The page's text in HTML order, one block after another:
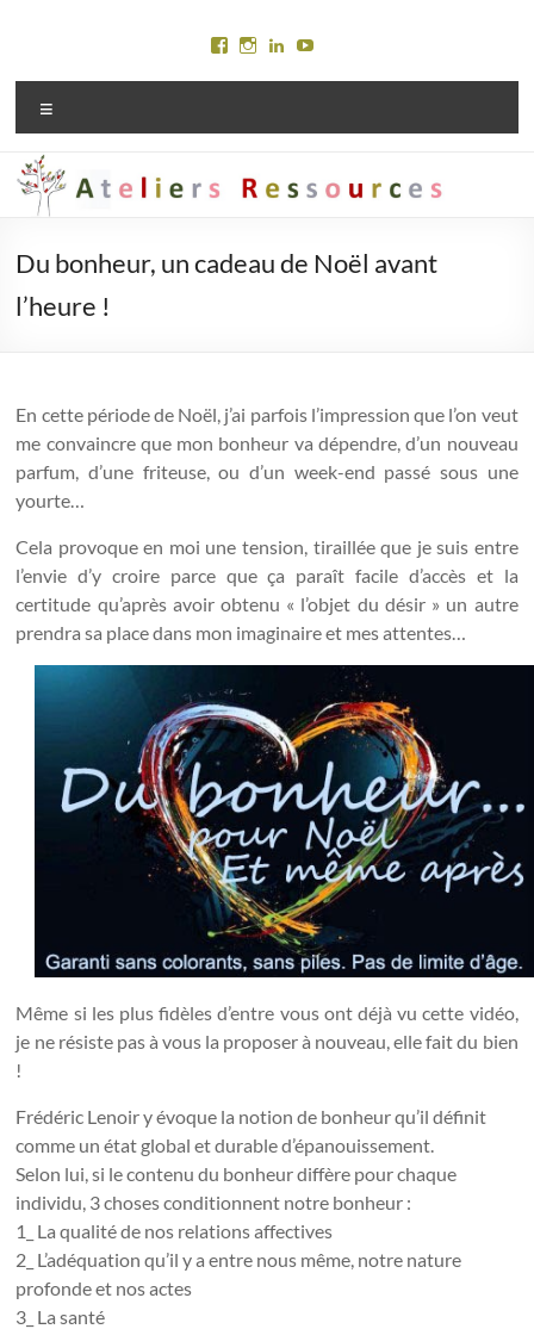
Voir
profil
sur
Voir
profil
sur
Voir
profil
Jury
Voir
profil
Jury
Du bonheur, un cadeau de Noël avant
l’heure !
En cette période de Noël, j’ai parfois l’impression que l’on veut
me convaincre que mon bonheur va dépendre, d’un nouveau
parfum, d’une friteuse, ou d’un week-end passé sous une
yourte…
Cela provoque en moi une tension, tiraillée que je suis entre
l’envie d’y croire parce que ça paraît facile d’accès et la
certitude qu’après avoir obtenu « l’objet du désir » un autre
prendra sa place dans mon imaginaire et mes attentes…
Même si les plus fidèles d’entre vous ont déjà vu cette vidéo,
je ne résiste pas à vous la proposer à nouveau, elle fait du bien
!
Frédéric Lenoir y évoque la notion de bonheur qu’il définit
comme un état global et durable d’épanouissement.
Selon lui, si le contenu du bonheur diffère pour chaque
individu, 3 choses conditionnent notre bonheur :
1_ La qualité de nos relations affectives
2_ L’adéquation qu’il y a entre nous même, notre nature
profonde et nos actes
3_ La santé